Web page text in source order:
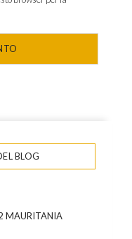
BLOG
MAURITANIA